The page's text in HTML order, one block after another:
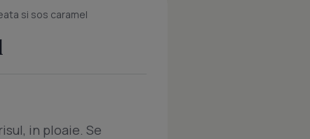
si sos caramel
in ploaie. Se